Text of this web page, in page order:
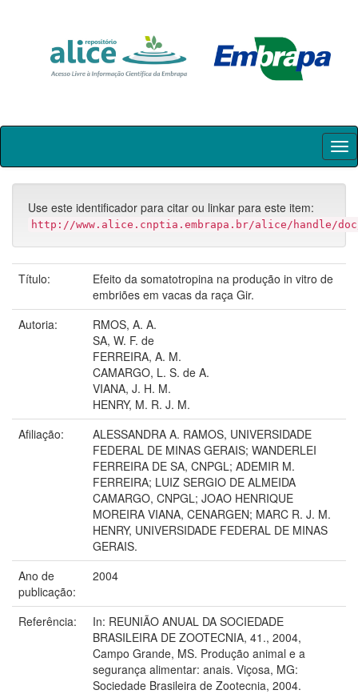
Skip
Use este identificador para citar ou linkar para este item:
http://www.alice.cnptia.embrapa.br/alice/handle/doc/
Título:
Efeito da somatotropina na produção in vitro de
embriões em vacas da raça Gir.
Autoria:
RMOS, A. A.
SA, W. F. de
FERREIRA, A. M.
CAMARGO, L. S. de A.
VIANA, J. H. M.
HENRY, M. R. J. M.
Afiliação:
ALESSANDRA A. RAMOS, UNIVERSIDADE
FEDERAL DE MINAS GERAIS; WANDERLEI
FERREIRA DE SA, CNPGL; ADEMIR M.
FERREIRA; LUIZ SERGIO DE ALMEIDA
CAMARGO, CNPGL; JOAO HENRIQUE
MOREIRA VIANA, CENARGEN; MARC R. J. M.
HENRY, UNIVERSIDADE FEDERAL DE MINAS
GERAIS.
Ano de
publicação:
2004
Referência:
In: REUNIÃO ANUAL DA SOCIEDADE
BRASILEIRA DE ZOOTECNIA, 41., 2004,
Campo Grande, MS. Produção animal e a
segurança alimentar: anais. Viçosa, MG:
Sociedade Brasileira de Zootecnia, 2004.